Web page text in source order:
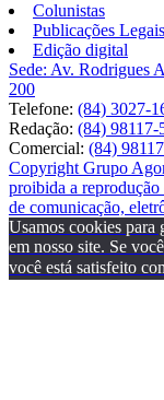
Colunistas
Publicações Legais
Edição digital
Sede: Av. Rodrigues
200
Telefone: (84) 3027-
Redação: (84) 98117-
Comercial: (84)
Copyright Grupo
proibida a
de comunicação,
Usamos cookies para
em nosso site. Se
você está satisfeito